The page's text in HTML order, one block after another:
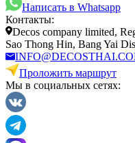
Написать в Whatsapp
Контакты:
Decos company limited,
Sao Thong Hin, Bang Yai
Проложить маршрут
Мы в социальных сетях: